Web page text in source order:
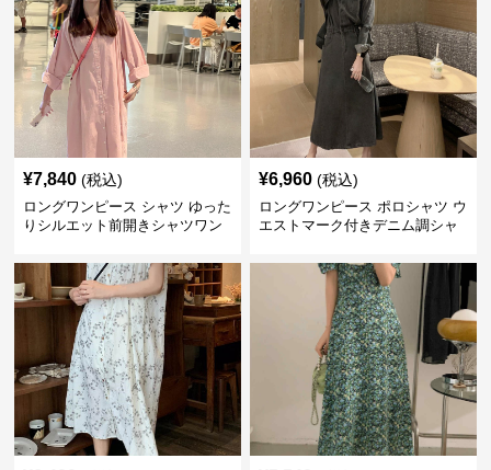
¥7,840 (税込)
ロングワンピース シャツ ゆった
りシルエット前開きシャツワン
¥6,960 (税込)
ロングワンピース ポロシャツ ウ
エストマーク付きデニム調シャ